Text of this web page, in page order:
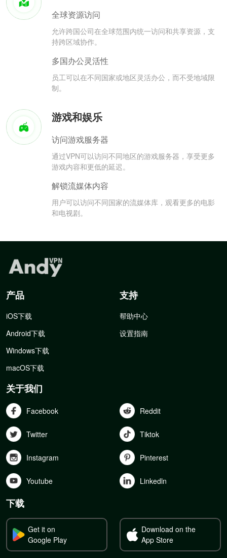
全球资源访问
允许跨国公司在全球范围内统一访问和共享资源，支
持跨区域协作。
多国办公灵活性
员工可以在不同国家或地区灵活办公，而不受地域限
制。
游戏和娱乐
访问游戏服务器
通过VPN可以访问不同地区的游戏服务器，享受更多
游戏内容和更低的延迟。
解锁流媒体内容
用户可以访问不同国家的流媒体库，观看更多的电影
和电视剧。
产品
iOS下载
Android下载
Windows下载
macOS下载
支持
帮助中心
设置指南
关于我们
Facebook Reddit
Twitter Tiktok
Instagram Pinterest
Youtube Linkedln
下载
Get it on
Google Play
Download on the
App Store